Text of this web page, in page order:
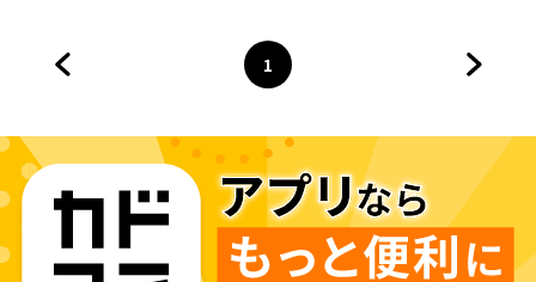
ティを追放されてきた爆音忍者
四人衆と、来月末までに莫大な
借金を返さなくちゃいけない子
分の人生～超速い。忍者なので
～
自覚支援で大繁盛
ページ
1
へ